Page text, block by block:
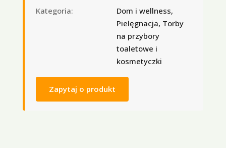
Kategoria:
Dom i wellness,
Pielęgnacja, Torby
na przybory
toaletowe i
kosmetyczki
Zapytaj o produkt